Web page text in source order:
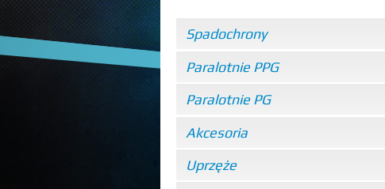
Spadochrony
Paralotnie PPG
Paralotnie PG
Akcesoria
Uprzęże